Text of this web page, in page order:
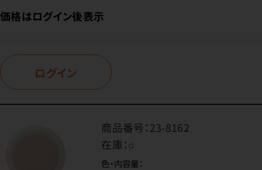
価格はログイン後表示
ログイン
商品番号：23-8162
在庫：○
色・内容量：